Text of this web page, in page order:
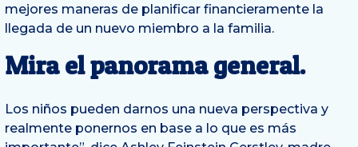
mejores maneras de planificar financieramente la
llegada de un nuevo miembro a la familia.
Mira el panorama general.
Los niños pueden darnos una nueva perspectiva y
realmente ponernos en base a lo que es más